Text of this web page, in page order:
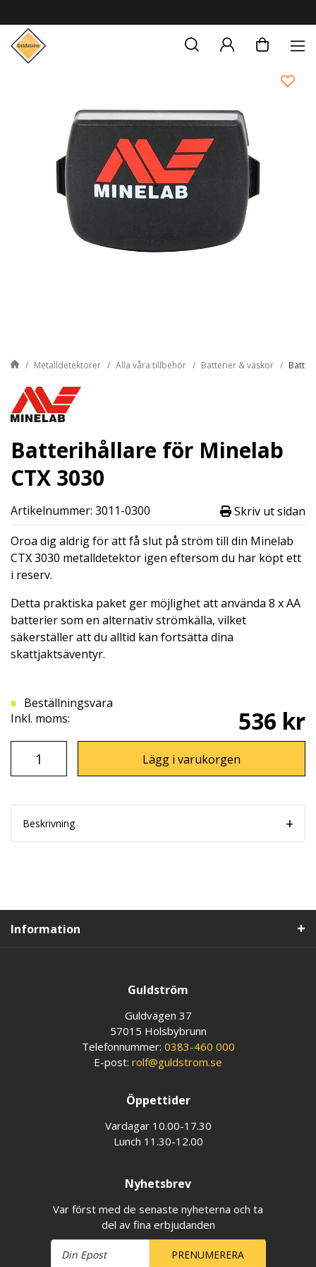
Metalldetektorer Alla våra tillbehör Batterier & väskor
Batterihållare för Minelab
CTX 3030
Artikelnummer: 3011-0300
Skriv ut sidan
Oroa dig aldrig för att få slut på ström till din Minelab
CTX 3030 metalldetektor igen eftersom du har köpt ett
i reserv.
Detta praktiska paket ger möjlighet att använda 8 x AA
batterier som en alternativ strömkälla, vilket
säkerställer att du alltid kan fortsätta dina
skattjaktsäventyr.
Beställningsvara
Inkl. moms:
536 kr
Lägg i varukorgen
Beskrivning
Information
Guldström
Guldvägen 37
57015 Holsbybrunn
Telefonnummer: 0383-460 000
E-post: rolf@guldstrom.se
Öppettider
Vardagar 10.00-17.30
Lunch 11.30-12.00
Nyhetsbrev
Var först med de senaste nyheterna och ta
del av fina erbjudanden
PRENUMERERA